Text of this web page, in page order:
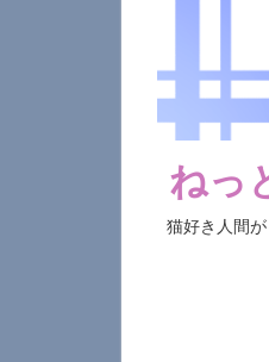
ねっ
猫好き人間